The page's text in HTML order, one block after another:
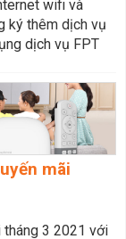
wifi và
ký thêm dịch vụ
dịch vụ FPT
mãi
tháng 3 2021 với